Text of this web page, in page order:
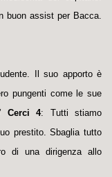
buon assist per Bacca.
Il suo apporto è
pungenti come le sue
Cerci 4: Tutti stiamo
prestito. Sbaglia tutto
di una dirigenza allo